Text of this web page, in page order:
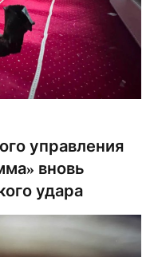
управления
вновь
удара